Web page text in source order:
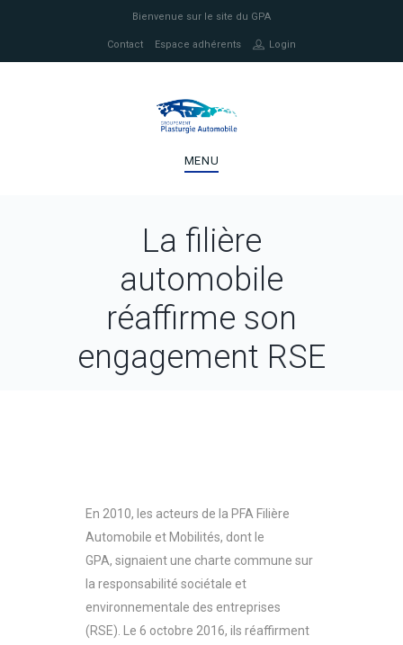
Bienvenue sur le site du GPA
Contact Espace adhérents Login
MENU
La filière
automobile
réaffirme son
engagement RSE
En 2010, les acteurs de la PFA Filière
Automobile et Mobilités, dont le
GPA, signaient une charte commune sur
la responsabilité sociétale et
environnementale des entreprises
(RSE). Le 6 octobre 2016, ils réaffirment